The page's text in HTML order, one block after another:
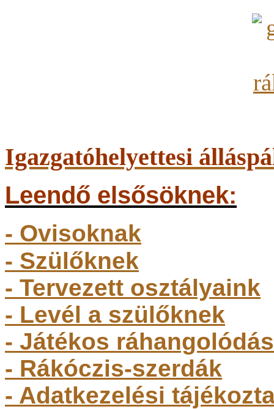
Igazgatóhelyettesi
Leendő elsősöknek:
- Ovisoknak
- Szülőknek
- Tervezett osztályaink
- Levél a szülőknek
- Játékos ráhangolódás
- Rákóczis-szerdák
- Adatkezelési